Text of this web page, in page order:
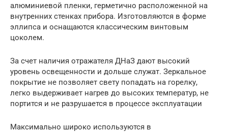
алюминиевой пленки, герметично расположенной на
внутренних стенках прибора. Изготовляются в форме
эллипса и оснащаются классическим винтовым
цоколем.
За счет наличия отражателя ДНаЗ дают высокий
уровень освещенности и дольше служат. Зеркальное
покрытие не позволяет свету попадать на горелку,
легко выдерживает нагрев до высоких температур, не
портится и не разрушается в процессе эксплуатации
Максимально широко используются в